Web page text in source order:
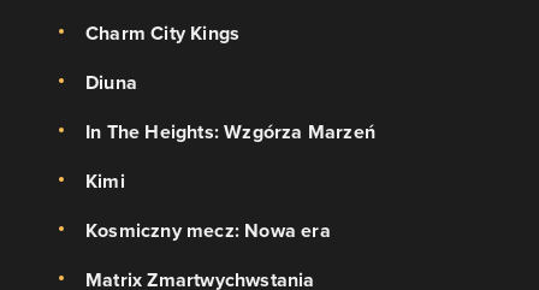
Charm City Kings
Diuna
In The Heights: Wzgórza Marzeń
Kimi
Kosmiczny mecz: Nowa era
Matrix Zmartwychwstania